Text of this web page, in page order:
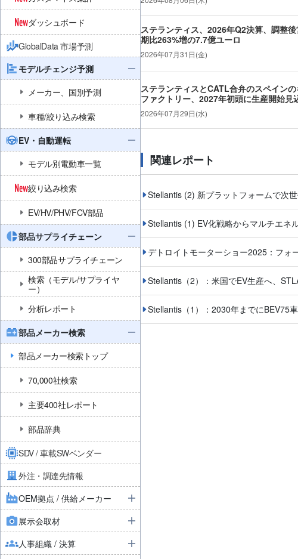
ダッシュボード
GlobalData 市場予測
モデルチェンジ予測
メーカー、国別予測
車種/絞り込み検索
EV・自動運転
モデル別電動車一覧
絞り込み検索
EV/HV/PHV/FCV部品
部品サプライチェーン
300部品サプライチェーン
検索（モデル/サプライヤ
ー）
分析レポート
部品メーカー検索
部品メーカー検索トップ
70,000社検索
主要400社レポート
部品辞典
SDV / 車載SWベンダー
外注・調達先情報
OEM拠点 / 供給メーカー
展示会取材
人事組織 / 決算
ステランティス、2026年Q2決算、調整
期比263%増の7.7億ユーロ
2026年07月31日(金)
ステランティスとCATL合弁のスペイン
ファクトリー、2027年初頭に生産開始見
2026年07月29日(水)
関連レポート
Stellantis (2) 新プラットフォームで次
Stellantis (1) EV化戦略からマルチエネ
デトロイトモーターショー2025：フォ
Stellantis（2）：米国でEV生産へ、
Stellantis（1）：2030年までにBEV75